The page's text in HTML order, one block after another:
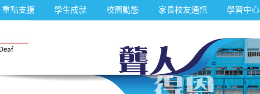
重點支援 學生成就 校園動態 家長校友通訊 學習中心